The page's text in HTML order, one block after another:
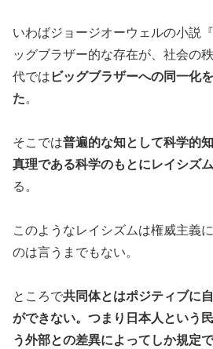
いわばジョージオーウェルの小説
ッグブラザー的な存在が、社会の
代では ビッグブラザーへの同一化
た。
そこでは普遍的な知として科学的
真理である科学のもとにレイシズ
る。
このようなレイシズムは権威主義
のは言うまでもない。
ところで共同体とはポジティブに
ができない。つまり日本人という
う外部との差異によってしか規定で